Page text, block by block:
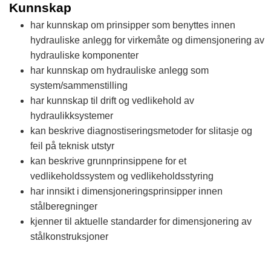
Kunnskap
har kunnskap om prinsipper som benyttes innen
hydrauliske anlegg for virkemåte og dimensjonering av
hydrauliske komponenter
har kunnskap om hydrauliske anlegg som
system/sammenstilling
har kunnskap til drift og vedlikehold av
hydraulikksystemer
kan beskrive diagnostiseringsmetoder for slitasje og
feil på teknisk utstyr
kan beskrive grunnprinsippene for et
vedlikeholdssystem og vedlikeholdsstyring
har innsikt i dimensjoneringsprinsipper innen
stålberegninger
kjenner til aktuelle standarder for dimensjonering av
stålkonstruksjoner